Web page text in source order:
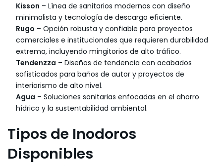
Kisson – Línea de sanitarios modernos con diseño
minimalista y tecnología de descarga eficiente.
Rugo – Opción robusta y confiable para proyectos
comerciales e institucionales que requieren durabilidad
extrema, incluyendo mingitorios de alto tráfico.
Tendenzza – Diseños de tendencia con acabados
sofisticados para baños de autor y proyectos de
interiorismo de alto nivel.
Agua – Soluciones sanitarias enfocadas en el ahorro
hídrico y la sustentabilidad ambiental.
Tipos de Inodoros
Disponibles